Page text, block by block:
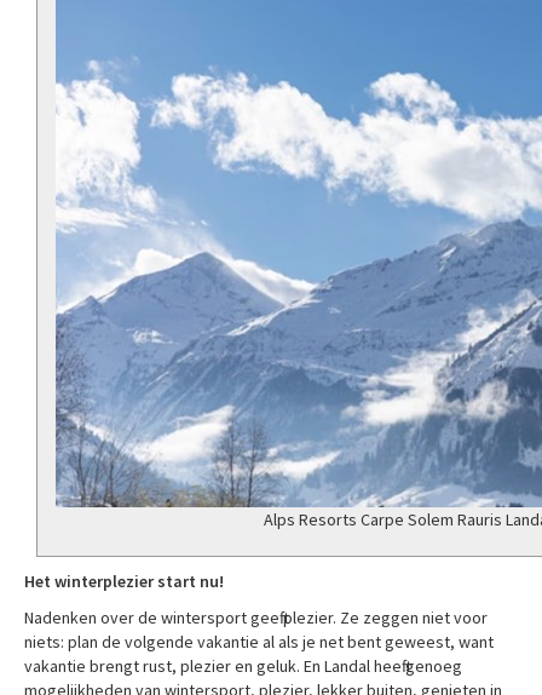
Alps Resorts Carpe Solem Rauris
Het winterplezier start nu!
Nadenken over de wintersport geeft plezier. Ze zeggen niet voor
niets: plan de volgende vakantie al als je net bent geweest, want
vakantie brengt rust, plezier en geluk. En Landal heeft genoeg
mogelijkheden van wintersport, plezier, lekker buiten, genieten in